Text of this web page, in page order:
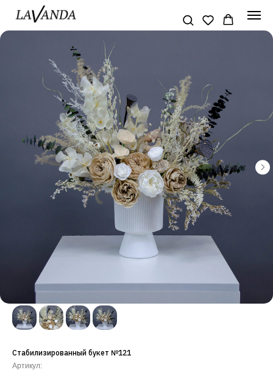
Стабилизированный букет №121
Артикул: